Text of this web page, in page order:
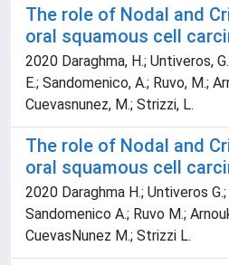
The role of Nodal and
oral squamous cell
2020 Daraghma, H.; Untiveros,
E.; Sandomenico, A.; Ruvo, M.;
Cuevasnunez, M.; Strizzi, L.
The role of Nodal and
oral squamous cell
2020 Daraghma H.; Untiveros
Sandomenico A.; Ruvo M.;
CuevasNunez M.; Strizzi L.